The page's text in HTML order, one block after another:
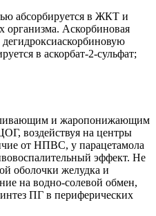
абсорбируется в ЖКТ и
организма. Аскорбиновая
дегидроксиаскорбиновую
в аскорбат-2-сульфат;
и жаропонижающим
воздействуя на центры
от НПВС, у парацетамола
эффект. Не
оболочки желудка и
на водно-солевой обмен,
ПГ в периферических